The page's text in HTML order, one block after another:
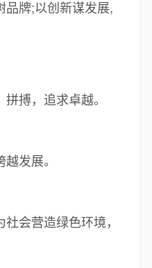
品牌;以创新谋发展,
搏，追求卓越。
发展。
会营造绿色环境，